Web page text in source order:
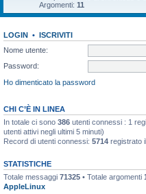
Argomenti: 11
LOGIN • ISCRIVITI
Nome utente:
Password:
Ho dimenticato la password
CHI C’È IN LINEA
In totale ci sono 386 utenti connessi : 1
utenti attivi negli ultimi 5 minuti)
Record di utenti connessi: 5714 registrato
STATISTICHE
Totale messaggi 71325 • Totale argomenti
AppleLinux